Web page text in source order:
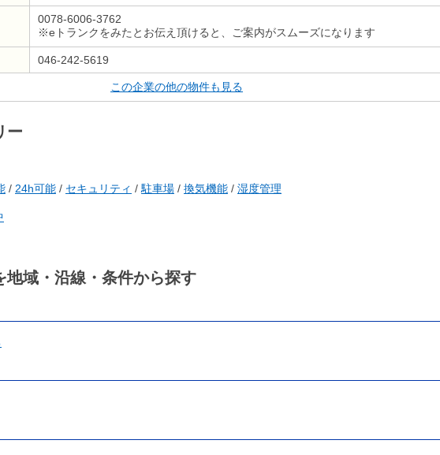
0078-6006-3762
※eトランクをみたとお伝え頂けると、ご案内がスムーズになります
046-242-5619
この企業の他の物件も見る
ー
/ 24h可能 / セキュリティ / 駐車場 / 換気機能 / 湿度管理
地域・沿線・条件から探す